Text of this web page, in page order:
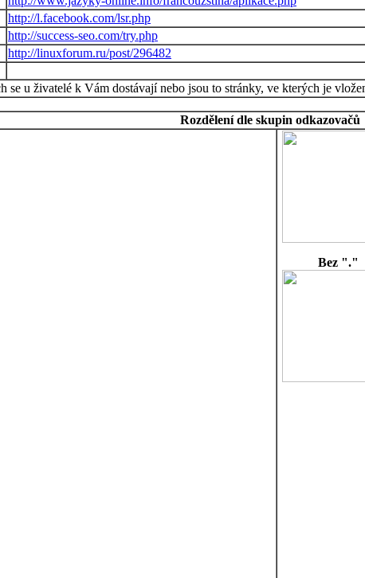
http://l.facebook.com/lsr.php
http://success-seo.com/try.php
http://linuxforum.ru/post/296482
u živatelé k Vám dostávají nebo jsou to stránky, ve kterých je
Rozdělení dle skupin odkazovačů
Bez "."